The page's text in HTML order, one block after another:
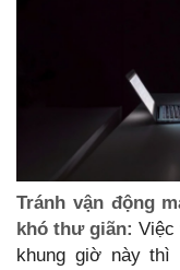
Tránh vận động
khó thư giãn: Việc
khung giờ này thì